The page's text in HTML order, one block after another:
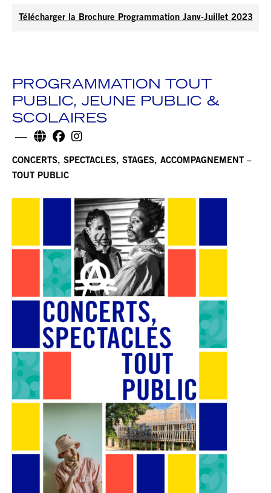
Télécharger la Brochure Programmation Janv-Juillet 2023
PROGRAMMATION TOUT
PUBLIC, JEUNE PUBLIC &
SCOLAIRES
CONCERTS, SPECTACLES, STAGES, ACCOMPAGNEMENT –
TOUT PUBLIC